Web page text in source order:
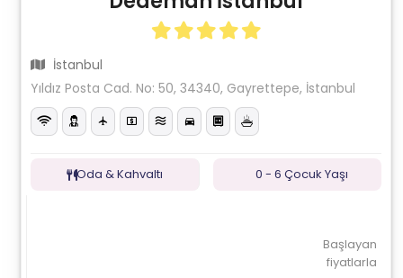
İstanbul
Yıldız Posta Cad. No: 50, 34340, Gayrettepe, İstanbul
Oda & Kahvaltı 0 - 6 Çocuk Yaşı
Başlayan
fiyatlarla